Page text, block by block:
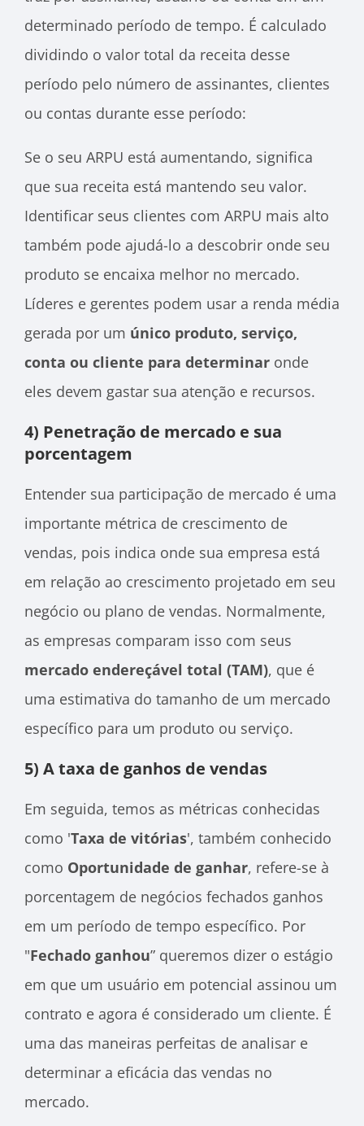
determinado período de tempo. É calculado
dividindo o valor total da receita desse
período pelo número de assinantes, clientes
ou contas durante esse período:
Se o seu ARPU está aumentando, significa
que sua receita está mantendo seu valor.
Identificar seus clientes com ARPU mais alto
também pode ajudá-lo a descobrir onde seu
produto se encaixa melhor no mercado.
Líderes e gerentes podem usar a renda média
gerada por um único produto, serviço,
conta ou cliente para determinar onde
eles devem gastar sua atenção e recursos.
4) Penetração de mercado e sua
porcentagem
Entender sua participação de mercado é uma
importante métrica de crescimento de
vendas, pois indica onde sua empresa está
em relação ao crescimento projetado em seu
negócio ou plano de vendas. Normalmente,
as empresas comparam isso com seus
mercado endereçável total (TAM), que é
uma estimativa do tamanho de um mercado
específico para um produto ou serviço.
5) A taxa de ganhos de vendas
Em seguida, temos as métricas conhecidas
como 'Taxa de vitórias', também conhecido
como Oportunidade de ganhar, refere-se à
porcentagem de negócios fechados ganhos
em um período de tempo específico. Por
"Fechado ganhou” queremos dizer o estágio
em que um usuário em potencial assinou um
contrato e agora é considerado um cliente. É
uma das maneiras perfeitas de analisar e
determinar a eficácia das vendas no
mercado.